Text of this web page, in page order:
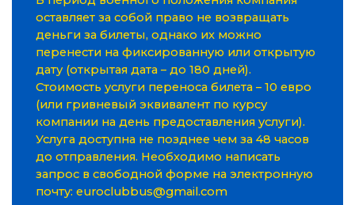
оставляет за собой право не возвращать
деньги за билеты, однако их можно
перенести на фиксированную или открытую
дату (открытая дата – до 180 дней).
Стоимость услуги переноса билета – 10 евро
(или гривневый эквивалент по курсу
компании на день предоставления услуги).
Услуга доступна не позднее чем за 48 часов
до отправления. Необходимо написать
запрос в свободной форме на электронную
почту: euroclubbus@gmail.com